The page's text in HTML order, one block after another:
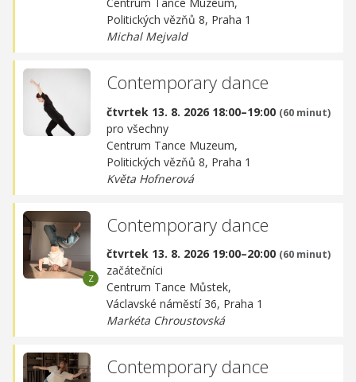
Centrum Tance Muzeum,
Politických vězňů 8, Praha 1
Michal Mejvald
Contemporary dance
čtvrtek 13. 8. 2026 18:00–19:00 (60 minut)
pro všechny
Centrum Tance Muzeum,
Politických vězňů 8, Praha 1
Květa Hofnerová
Contemporary dance
čtvrtek 13. 8. 2026 19:00–20:00 (60 minut)
začátečníci
Centrum Tance Můstek,
Václavské náměstí 36, Praha 1
Markéta Chroustovská
Contemporary dance